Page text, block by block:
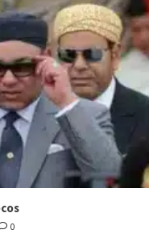
0